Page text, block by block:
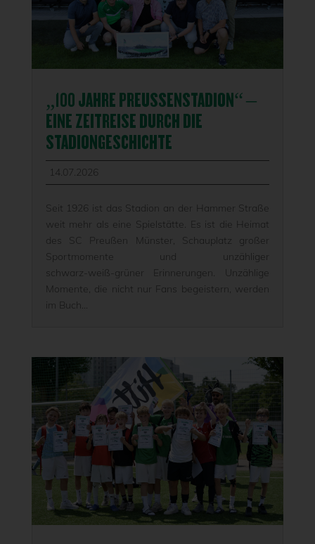
„100 JAHRE PREUSSENSTADION“ – E
INE ZEITREISE DURCH DIE S
TADIONGESCHICHTE
14.07.2026
Seit 1926 ist das Stadion an der Hammer Straße
weit mehr als eine Spielstätte. Es ist die Heimat
des SC Preußen Münster, Schauplatz großer
Sportmomente und unzähliger
schwarz‑weiß‑grüner Erinnerungen. Unzählige
Momente, die nicht nur Fans begeistern, werden
im Buch...